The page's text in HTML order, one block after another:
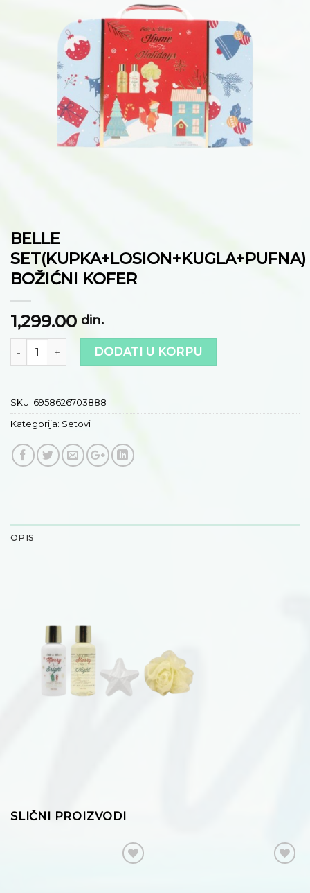
BELLE
SET(KUPKA+LOSION+KUGLA+PUFNA)
BOŽIĆNI KOFER
1,299.00 din.
Količina DODATI U KORPU
SKU: 6958626703888
Kategorija: Setovi
OPIS
SLIČNI PROIZVODI